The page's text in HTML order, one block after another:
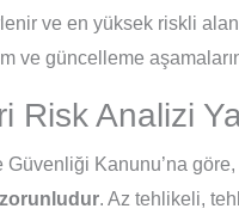
ve en yüksek riskli
ve güncelleme
Risk Analizi
Güvenliği Kanunu’na
zorunludur. Az tehlikeli,